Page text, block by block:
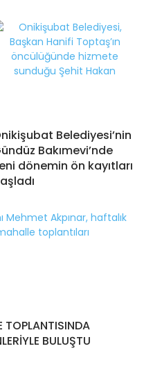
Belediyesi’nin
Bakımevi’nde
dönemin ön kayıtları
TOPLANTISINDA
BULUŞTU